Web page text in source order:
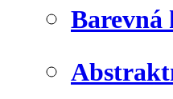
Barevná